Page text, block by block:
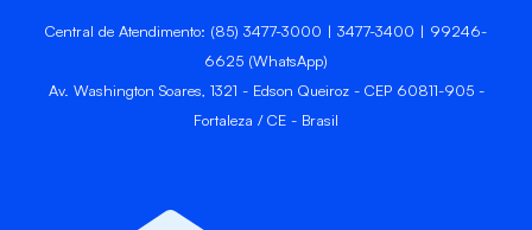
Central de Atendimento: (85) 3477-3000 | 3477-3400 | 99246-
6625 (WhatsApp)
Av. Washington Soares, 1321 - Edson Queiroz - CEP 60811-905 -
Fortaleza / CE - Brasil